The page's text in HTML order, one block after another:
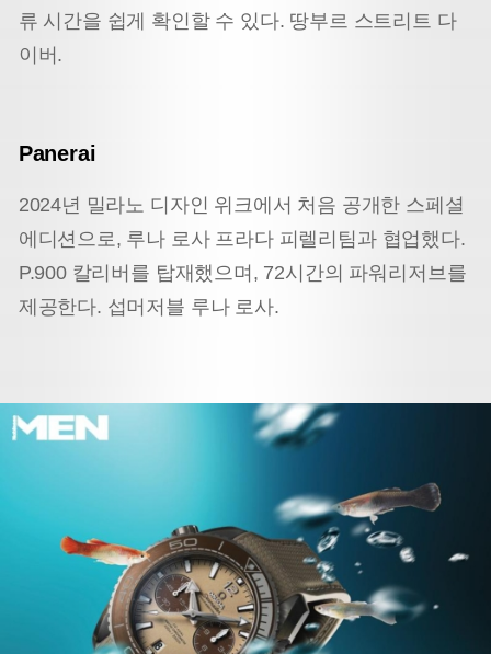
류 시간을 쉽게 확인할 수 있다. 땅부르 스트리트 다
이버.
Panerai
2024년 밀라노 디자인 위크에서 처음 공개한 스페셜
에디션으로, 루나 로사 프라다 피렐리팀과 협업했다.
P.900 칼리버를 탑재했으며, 72시간의 파워리저브를
제공한다. 섭머저블 루나 로사.